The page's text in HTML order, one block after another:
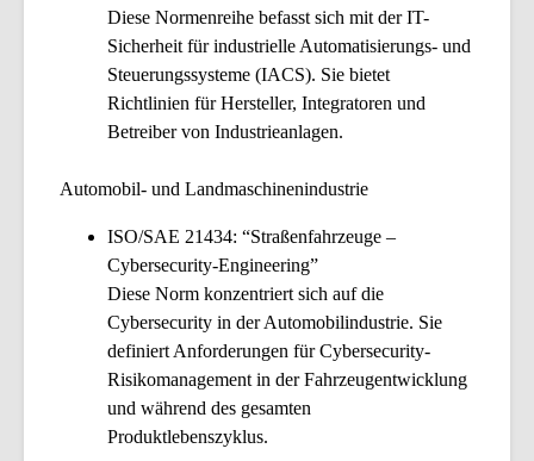
Diese Normenreihe befasst sich mit der IT-
Sicherheit für industrielle Automatisierungs- und
Steuerungssysteme (IACS). Sie bietet
Richtlinien für Hersteller, Integratoren und
Betreiber von Industrieanlagen.
Automobil- und Landmaschinenindustrie
ISO/SAE 21434: “Straßenfahrzeuge –
Cybersecurity-Engineering”
Diese Norm konzentriert sich auf die
Cybersecurity in der Automobilindustrie. Sie
definiert Anforderungen für Cybersecurity-
Risikomanagement in der Fahrzeugentwicklung
und während des gesamten
Produktlebenszyklus.